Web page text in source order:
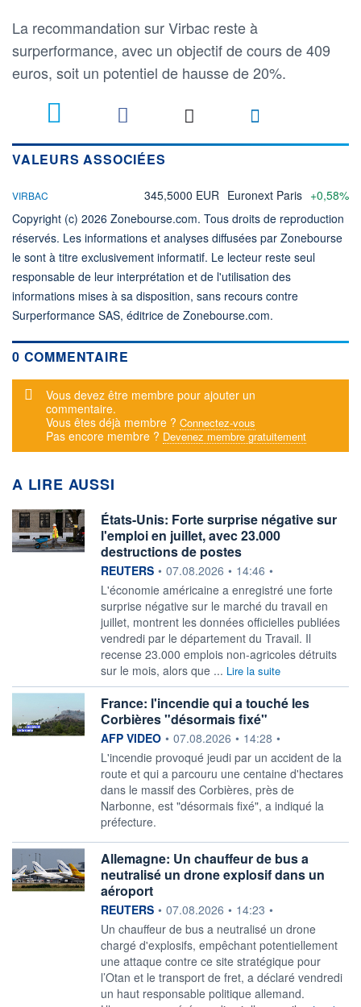
La recommandation sur Virbac reste à
surperformance, avec un objectif de cours de 409
euros, soit un potentiel de hausse de 20%.
VALEURS ASSOCIÉES
VIRBAC 345,5000 EUR Euronext Paris +0,58%
Copyright (c) 2026 Zonebourse.com. Tous droits de reproduction
réservés. Les informations et analyses diffusées par Zonebourse
le sont à titre exclusivement informatif. Le lecteur reste seul
responsable de leur interprétation et de l'utilisation des
informations mises à sa disposition, sans recours contre
Surperformance SAS, éditrice de Zonebourse.com.
0 COMMENTAIRE
Message d'alerte
Vous devez être membre pour ajouter un
commentaire.
Vous êtes déjà membre ? Connectez-vous
Pas encore membre ? Devenez membre gratuitement
A LIRE AUSSI
États-Unis: Forte surprise négative sur
l'emploi en juillet, avec 23.000
destructions de postes
information fournie par
REUTERS • 07.08.2026 • 14:46 •
‌L'économie américaine a ​enregistré une forte
surprise négative sur le marché ​du travail en
juillet, ​montrent les données ⁠officielles publiées
vendredi ‌par le département du Travail. Il
recense 23.000 ​emplois ‌non-agricoles détruits
sur ⁠le mois, alors que ... Lire la suite
France: l'incendie qui a touché les
Corbières "désormais fixé"
information fournie par
AFP VIDEO • 07.08.2026 • 14:28 •
L'incendie provoqué jeudi par un accident de la
route et qui a parcouru une centaine d'hectares
dans le massif des Corbières, près de
Narbonne, est "désormais fixé", a indiqué la
préfecture.
Allemagne: Un chauffeur de bus a
neutralisé un drone explosif dans un
aéroport
information fournie par
REUTERS • 07.08.2026 • 14:23 •
Un chauffeur de bus a ‌neutralisé un drone
chargé d'explosifs, empêchant potentiellement
une attaque contre ce site stratégique pour
l’Otan ​et le transport de fret, a déclaré vendredi
un haut responsable politique allemand.